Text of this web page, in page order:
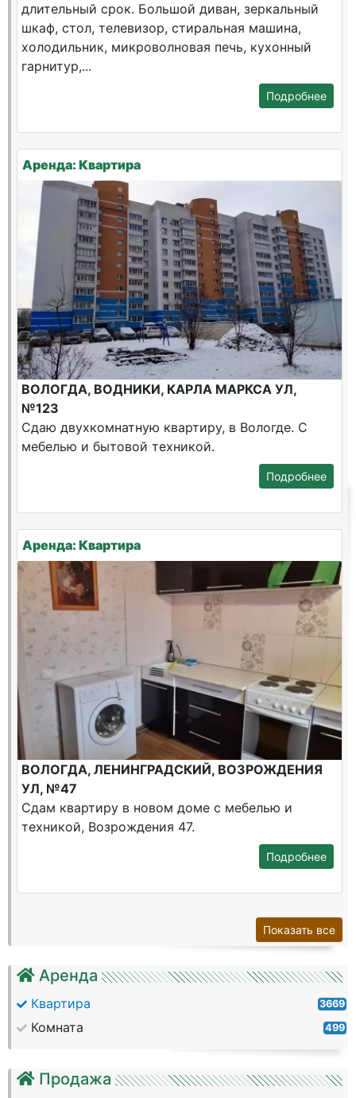
Аренда
Квартира 3669
Комната 499
Продажа
длительный срок. Большой диван, зеркальный
шкаф, стол, телевизор, стиральная машина,
холодильник, микроволновая печь, кухонный
гарнитур,...
Подробнее
Аренда: Квартира
ВОЛОГДА, ВОДНИКИ, КАРЛА МАРКСА УЛ,
№123
Сдаю двухкомнатную квартиру, в Вологде. С
мебелью и бытовой техникой.
Подробнее
Аренда: Квартира
ВОЛОГДА, ЛЕНИНГРАДСКИЙ, ВОЗРОЖДЕНИЯ
УЛ, №47
Сдам квартиру в новом доме с мебелью и
техникой, Возрождения 47.
Подробнее
Показать все